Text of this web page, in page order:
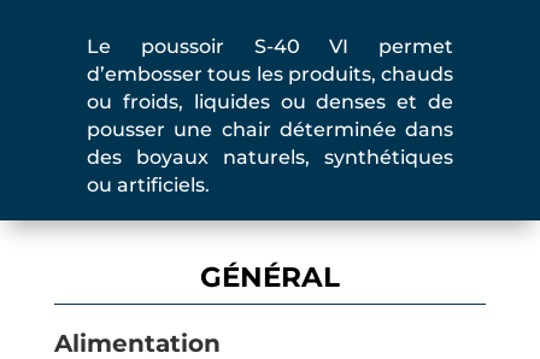
Le poussoir S-40 VI permet
d’embosser tous les produits, chauds
ou froids, liquides ou denses et de
pousser une chair déterminée dans
des boyaux naturels, synthétiques
ou artificiels.
GÉNÉRAL
Alimentation